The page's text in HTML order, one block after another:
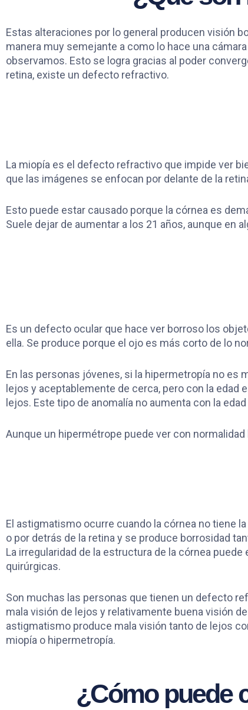
Estas alteraciones por lo general producen visión
manera muy semejante a como lo hace una
observamos. Esto se logra gracias al poder
retina, existe un defecto refractivo.
La miopía es el defecto refractivo que impide ver
que las imágenes se enfocan por delante de la
Esto puede estar causado porque la córnea es
Suele dejar de aumentar a los 21 años, aunque en
Es un defecto ocular que hace ver borroso los
ella. Se produce porque el ojo es más corto de lo
En las personas jóvenes, si la hipermetropía no
lejos y aceptablemente de cerca, pero con la
lejos. Este tipo de anomalía no aumenta con la
Aunque un hipermétrope puede ver con
El astigmatismo ocurre cuando la córnea no tiene
o por detrás de la retina y se produce borrosidad
La irregularidad de la estructura de la córnea
quirúrgicas.
Son muchas las personas que tienen un defecto
mala visión de lejos y relativamente buena visión
astigmatismo produce mala visión tanto de lejos
miopía o hipermetropía.
¿Cómo puede